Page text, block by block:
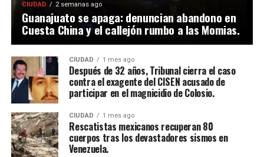
CIUDAD 2 semanas ago
Guanajuato se apaga: denuncian abandono en
Cuesta China y el callejón rumbo a las Momias.
CIUDAD 1 mes ago
Después de 32 años, Tribunal cierra el caso
contra el exagente del CISEN acusado de
participar en el magnicidio de Colosio.
CIUDAD 1 mes ago
Rescatistas mexicanos recuperan 80
cuerpos tras los devastadores sismos en
Venezuela.